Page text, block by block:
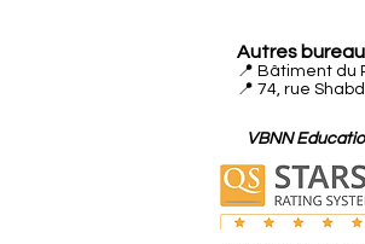
Autres
📍 Bâtiment du
📍 74, rue
VBNN